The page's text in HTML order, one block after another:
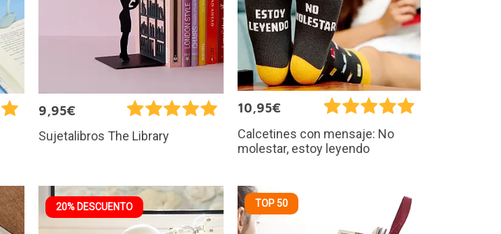
9,95€
Sujetalibros The Library
10,95€
Calcetines con mensaje: No
molestar, estoy leyendo
20% DESCUENTO TOP 50